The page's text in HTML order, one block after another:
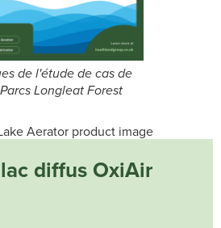
de l'étude de cas de
Longleat Forest
diffus OxiAir